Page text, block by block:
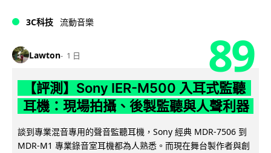
3C科技 流動音樂
Lawton 1 日 89
【評測】Sony IER-M500 入耳式監聽
耳機：現場拍攝、後製監聽與人聲利器
談到專業混音專用的聲音監聽耳機，Sony 經典 MDR-7506 到
MDR-M1 專業錄音室耳機都為人熟悉。而現在舞台製作者與創